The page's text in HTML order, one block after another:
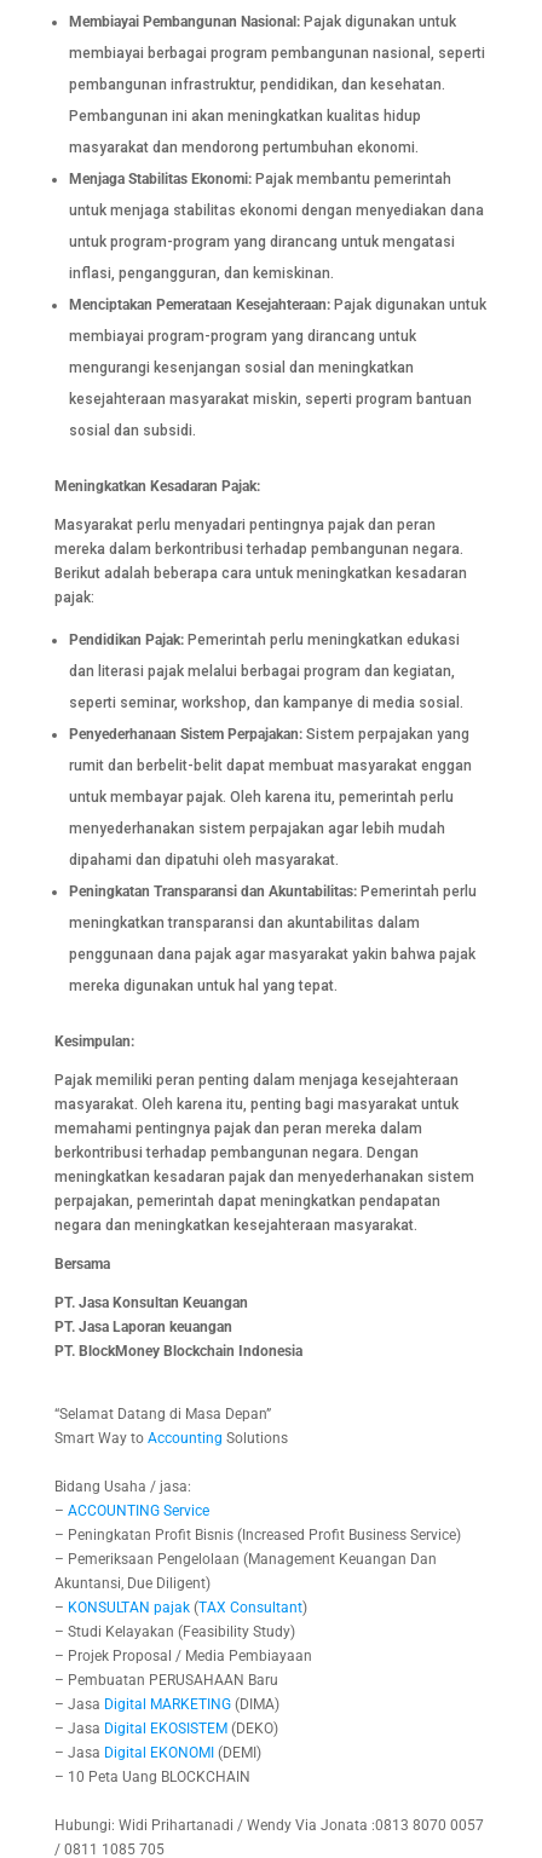
Membiayai Pembangunan Nasional:Pajak digunakan untuk
membiayai berbagai program pembangunan nasional, seperti
pembangunan infrastruktur, pendidikan, dan kesehatan.
Pembangunan ini akan meningkatkan kualitas hidup
masyarakat dan mendorong pertumbuhan ekonomi.
Menjaga Stabilitas Ekonomi:Pajak membantu pemerintah
untuk menjaga stabilitas ekonomi dengan menyediakan dana
untuk program-program yang dirancang untuk mengatasi
inflasi, pengangguran, dan kemiskinan.
Menciptakan Pemerataan Kesejahteraan:Pajak digunakan untuk
membiayai program-program yang dirancang untuk
mengurangi kesenjangan sosial dan meningkatkan
kesejahteraan masyarakat miskin, seperti program bantuan
sosial dan subsidi.
Meningkatkan Kesadaran Pajak:
Masyarakat perlu menyadari pentingnya pajak dan peran
mereka dalam berkontribusi terhadap pembangunan negara.
Berikut adalah beberapa cara untuk meningkatkan kesadaran
pajak:
Pendidikan Pajak:Pemerintah perlu meningkatkan edukasi
dan literasi pajak melalui berbagai program dan kegiatan,
seperti seminar, workshop, dan kampanye di media sosial.
Penyederhanaan Sistem Perpajakan:Sistem perpajakan yang
rumit dan berbelit-belit dapat membuat masyarakat enggan
untuk membayar pajak. Oleh karena itu, pemerintah perlu
menyederhanakan sistem perpajakan agar lebih mudah
dipahami dan dipatuhi oleh masyarakat.
Peningkatan Transparansi dan Akuntabilitas:Pemerintah perlu
meningkatkan transparansi dan akuntabilitas dalam
penggunaan dana pajak agar masyarakat yakin bahwa pajak
mereka digunakan untuk hal yang tepat.
Kesimpulan:
Pajak memiliki peran penting dalam menjaga kesejahteraan
masyarakat. Oleh karena itu, penting bagi masyarakat untuk
memahami pentingnya pajak dan peran mereka dalam
berkontribusi terhadap pembangunan negara. Dengan
meningkatkan kesadaran pajak dan menyederhanakan sistem
perpajakan, pemerintah dapat meningkatkan pendapatan
negara dan meningkatkan kesejahteraan masyarakat.
Bersama
PT. Jasa Konsultan Keuangan
PT. Jasa Laporan keuangan
PT. BlockMoney Blockchain Indonesia
“Selamat Datang di Masa Depan”
Smart Way to Accounting Solutions
Bidang Usaha / jasa:
– ACCOUNTING Service
– Peningkatan Profit Bisnis (Increased Profit Business Service)
– Pemeriksaan Pengelolaan (Management Keuangan Dan
Akuntansi, Due Diligent)
– KONSULTAN pajak(TAX Consultant)
– Studi Kelayakan (Feasibility Study)
– Projek Proposal / Media Pembiayaan
– Pembuatan PERUSAHAAN Baru
– Jasa Digital MARKETING(DIMA)
– Jasa Digital EKOSISTEM (DEKO)
– Jasa Digital EKONOMI (DEMI)
– 10 Peta Uang BLOCKCHAIN
Hubungi: Widi Prihartanadi / Wendy Via Jonata :0813 8070 0057
/ 0811 1085 705